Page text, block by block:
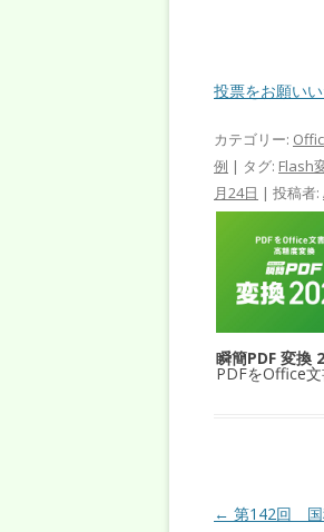
投票をお願い
カテゴリー:
例 | タグ: Flash
月24日 | 投稿者:
瞬簡PDF 変換
PDFをOffice
投稿ナビゲー
← 第142回 国